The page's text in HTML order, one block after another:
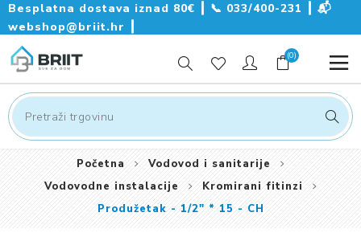
Besplatna dostava iznad 80€ ┃ 📞 033/400-231
📬
webshop@briit.hr
(0)
Početna
Vodovod i sanitarije
Vodovodne instalacije
Kromirani fitinzi
Produžetak - 1/2" * 15 - CH